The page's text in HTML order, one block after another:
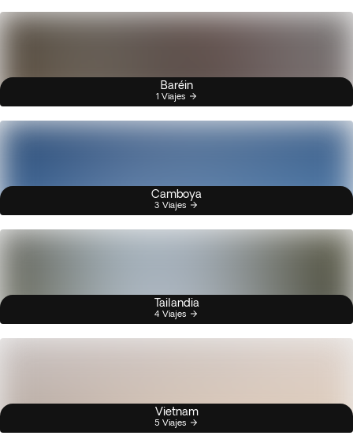
Baréin
1 Viajes
Camboya
3 Viajes
Tailandia
4 Viajes
Vietnam
5 Viajes